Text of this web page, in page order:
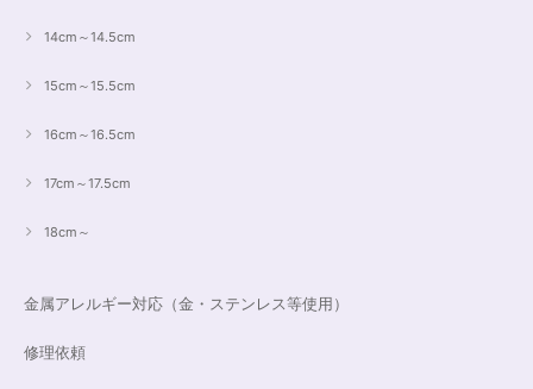
14cm～14.5cm
15cm～15.5cm
16cm～16.5cm
17cm～17.5cm
18cm～
金属アレルギー対応（金・ステンレス等使用）
修理依頼